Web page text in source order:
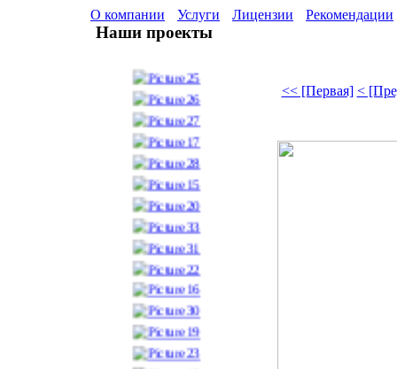
О компании Услуги Лицензии Рекомендации
Наши проекты
<< [Первая] <